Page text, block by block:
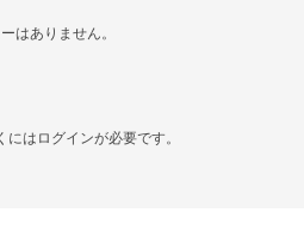
はありません。
には ログインが必要です。